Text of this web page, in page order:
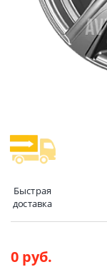
Быстрая
доставка
0 руб.